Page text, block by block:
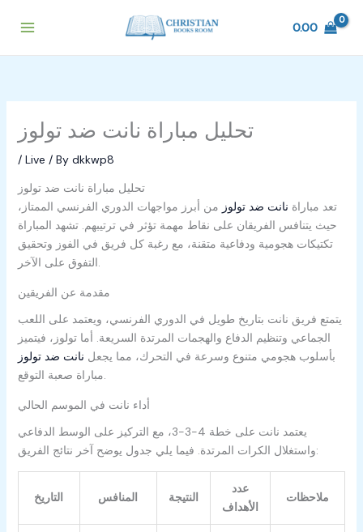
0.00
تحليل مباراة نانت ضد تولوز
/ Live / By dkkwp8
تحليل مباراة نانت ضد تولوز
تعد مباراة نانت ضد تولوز من أبرز مواجهات الدوري الفرنسي الممتاز،
حيث يتنافس الفريقان على نقاط مهمة تؤثر في ترتيبهم. تشهد المباراة
تكتيكات هجومية ودفاعية متقنة، مع رغبة كل فريق في الفوز وتحقيق
التفوق على الآخر.
مقدمة عن الفريقين
يتمتع فريق نانت بتاريخ طويل في الدوري الفرنسي، ويعتمد على اللعب
الجماعي وتنظيم الدفاع والهجمات المرتدة السريعة. أما تولوز، فيتميز
بأسلوب هجومي متنوع وسرعة في التحرك، مما يجعل نانت ضد تولوز
مباراة صعبة التوقع.
أداء نانت في الموسم الحالي
يعتمد نانت على خطة 4-3-3، مع التركيز على الوسط الدفاعي
واستغلال الكرات المرتدة. فيما يلي جدول يوضح آخر نتائج الفريق:
التاريخ المنافس النتيجة
عدد
الأهداف
ملاحظات